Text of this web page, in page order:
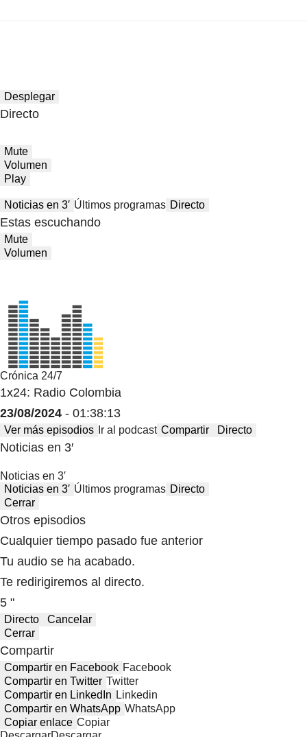
Desplegar
Directo
Mute
Volumen
Play
Noticias en 3′ Últimos programas Directo
Estas escuchando
Mute
Volumen
Crónica 24/7
1x24: Radio Colombia
23/08/2024 - 01:38:13
Ver más episodios Ir al podcast Compartir Directo
Noticias en 3′
Noticias en 3′
Noticias en 3′ Últimos programas Directo
Cerrar
Otros episodios
Cualquier tiempo pasado fue anterior
Tu audio se ha acabado.
Te redirigiremos al directo.
5 "
Directo
Cancelar
Cerrar
Compartir
Compartir en Facebook Facebook
Compartir en Twitter Twitter
Compartir en LinkedIn Linkedin
Compartir en WhatsApp WhatsApp
Copiar enlace Copiar